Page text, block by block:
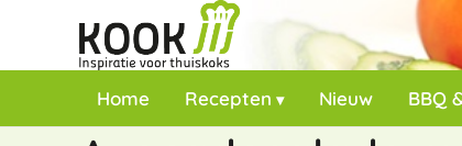
Home Recepten Nieuw BBQ